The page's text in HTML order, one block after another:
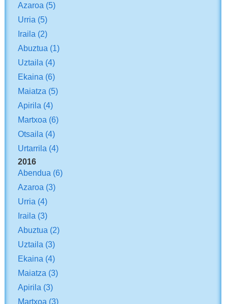
Azaroa (5)
Urria (5)
Iraila (2)
Abuztua (1)
Uztaila (4)
Ekaina (6)
Maiatza (5)
Apirila (4)
Martxoa (6)
Otsaila (4)
Urtarrila (4)
2016
Abendua (6)
Azaroa (3)
Urria (4)
Iraila (3)
Abuztua (2)
Uztaila (3)
Ekaina (4)
Maiatza (3)
Apirila (3)
Martxoa (3)